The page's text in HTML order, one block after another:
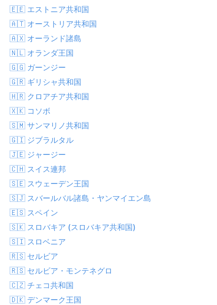
🇪🇪 エストニア共和国
🇦🇹 オーストリア共和国
🇦🇽 オーランド諸島
🇳🇱 オランダ王国
🇬🇬 ガーンジー
🇬🇷 ギリシャ共和国
🇭🇷 クロアチア共和国
🇽🇰 コソボ
🇸🇲 サンマリノ共和国
🇬🇮 ジブラルタル
🇯🇪 ジャージー
🇨🇭 スイス連邦
🇸🇪 スウェーデン王国
🇸🇯 スバールバル諸島・ヤンマイエン島
🇪🇸 スペイン
🇸🇰 スロバキア (スロバキア共和国)
🇸🇮 スロベニア
🇷🇸 セルビア
🇷🇸 セルビア・モンテネグロ
🇨🇿 チェコ共和国
🇩🇰 デンマーク王国